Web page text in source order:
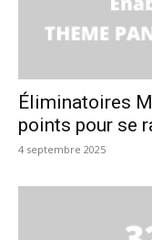
Éliminatoires
points pour se
4 septembre 2025